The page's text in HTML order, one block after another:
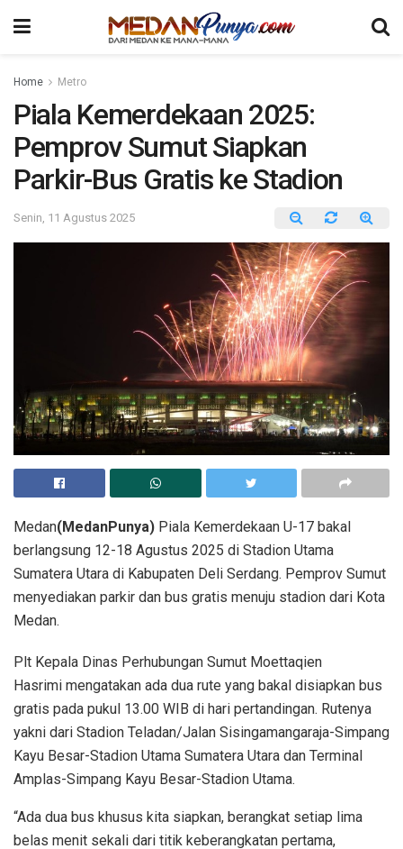
Home Metro
Piala Kemerdekaan 2025:
Pemprov Sumut Siapkan
Parkir-Bus Gratis ke Stadion
Senin, 11 Agustus 2025
Medan(MedanPunya) Piala Kemerdekaan U-17 bakal
berlangsung 12-18 Agustus 2025 di Stadion Utama
Sumatera Utara di Kabupaten Deli Serdang. Pemprov Sumut
menyediakan parkir dan bus gratis menuju stadion dari Kota
Medan.
Plt Kepala Dinas Perhubungan Sumut Moettaqien
Hasrimi mengatakan ada dua rute yang bakal disiapkan bus
gratis pada pukul 13.00 WIB di hari pertandingan. Rutenya
yakni dari Stadion Teladan/Jalan Sisingamangaraja-Simpang
Kayu Besar-Stadion Utama Sumatera Utara dan Terminal
Amplas-Simpang Kayu Besar-Stadion Utama.
“Ada dua bus khusus kita siapkan, berangkat setiap lima
belas menit sekali dari titik keberangkatan pertama,